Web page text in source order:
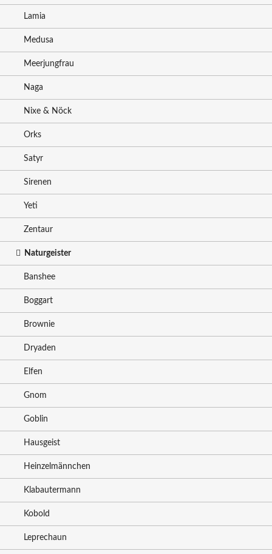
Lamia
Medusa
Meerjungfrau
Naga
Nixe & Nöck
Orks
Satyr
Sirenen
Yeti
Zentaur
Naturgeister
Banshee
Boggart
Brownie
Dryaden
Elfen
Gnom
Goblin
Hausgeist
Heinzelmännchen
Klabautermann
Kobold
Leprechaun